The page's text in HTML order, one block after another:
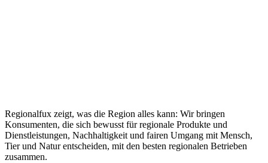
Regionalfux zeigt, was die Region alles kann: Wir bringen
Konsumenten, die sich bewusst für regionale Produkte und
Dienstleistungen, Nachhaltigkeit und fairen Umgang mit Mensch,
Tier und Natur entscheiden, mit den besten regionalen Betrieben
zusammen.